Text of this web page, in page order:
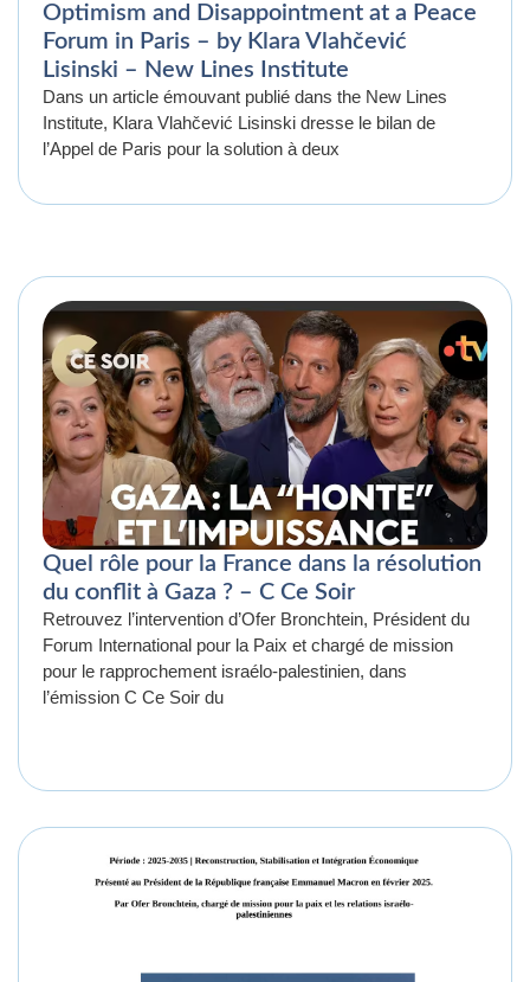
Optimism and Disappointment at a Peace
Forum in Paris – by Klara Vlahčević
Lisinski – New Lines Institute
Dans un article émouvant publié dans the New Lines
Institute, Klara Vlahčević Lisinski dresse le bilan de
l’Appel de Paris pour la solution à deux
Quel rôle pour la France dans la résolution
du conflit à Gaza ? – C Ce Soir
Retrouvez l’intervention d’Ofer Bronchtein, Président du
Forum International pour la Paix et chargé de mission
pour le rapprochement israélo-palestinien, dans
l’émission C Ce Soir du